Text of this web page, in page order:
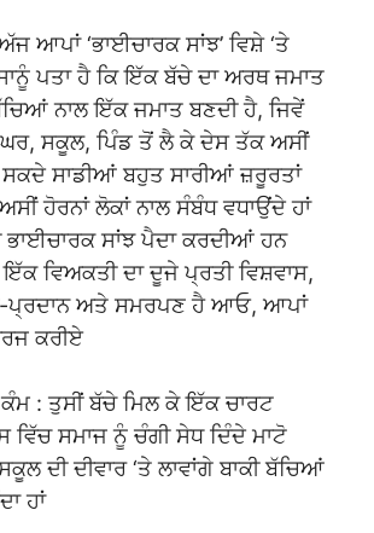
ਆਪਾਂ ‘ਭਾਈਚਾਰਕ ਸਾਂਝ’ ਵਿਸ਼ੇ ‘ਤੇ
ਪਤਾ ਹੈ ਕਿ ਇੱਕ ਬੱਚੇ ਦਾ ਅਰਥ ਜਮਾਤ
ਨਾਲ ਇੱਕ ਜਮਾਤ ਬਣਦੀ ਹੈ, ਜਿਵੇਂ
ਘਰ, ਸਕੂਲ, ਪਿੰਡ ਤੋਂ ਲੈ ਕੇ ਦੇਸ ਤੱਕ ਅਸੀਂ
ਸਾਡੀਆਂ ਬਹੁਤ ਸਾਰੀਆਂ ਜ਼ਰੂਰਤਾਂ
ਹੋਰਨਾਂ ਲੋਕਾਂ ਨਾਲ ਸੰਬੰਧ ਵਧਾਉਂਦੇ ਹਾਂ
ਭਾਈਚਾਰਕ ਸਾਂਝ ਪੈਦਾ ਕਰਦੀਆਂ ਹਨ
ਵਿਅਕਤੀ ਦਾ ਦੂਜੇ ਪ੍ਰਤੀ ਵਿਸ਼ਵਾਸ,
ਅਤੇ ਸਮਰਪਣ ਹੈ ਆਓ, ਆਪਾਂ
ਕਰੀਏ
: ਤੁਸੀਂ ਬੱਚੇ ਮਿਲ ਕੇ ਇੱਕ ਚਾਰਟ
ਵਿੱਚ ਸਮਾਜ ਨੂੰ ਚੰਗੀ ਸੇਧ ਦਿੰਦੇ ਮਾਟੋ
ਦੀ ਦੀਵਾਰ ‘ਤੇ ਲਾਵਾਂਗੇ ਬਾਕੀ ਬੱਚਿਆਂ
ਹਾਂ